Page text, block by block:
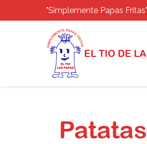
"Simplemente Papas Fritas"
EL TIO DE